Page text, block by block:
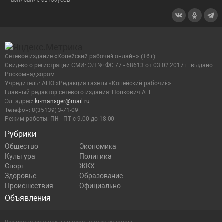
Рубрики
Общество
Экономика
Культура
Политика
Спорт
ЖКХ
Здоровье
Образование
Происшествия
Официально
Объявления
Сетевое издание «Копейский рабочий онлайн» (16+)
Cвид-во о регистрации СМИ: ЭЛ № ФС 77 - 68613 от 03.02.2017 г. выдано
Роскомнадзором
Учредитель: АНО «Редакция газеты «Копейский рабочий»
Главный редактор сетевого издания: Попкович А. Г.
Эл. адрес: kr-manager@mail.ru
Телефон: 8(35139) 3-71-09
Режим работы: ПН - ПТ с 9:00 до 18:00